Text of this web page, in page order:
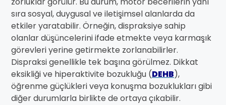
sıra sosyal, duygusal ve iletişimsel alanlarda da
etkiler yaratabilir. Örneğin, dispraksiye sahip
olanlar düşüncelerini ifade etmekte veya karmaşık
görevleri yerine getirmekte zorlanabilirler.
Dispraksi genellikle tek başına görülmez. Dikkat
eksikliği ve hiperaktivite bozukluğu (DEHB),
öğrenme güçlükleri veya konuşma bozuklukları gibi
diğer durumlarla birlikte de ortaya çıkabilir.